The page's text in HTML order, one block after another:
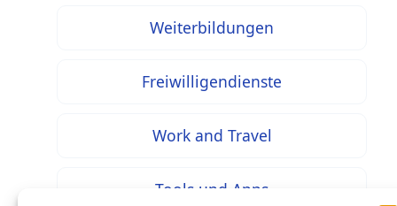
Weiterbildungen
Freiwilligendienste
Work and Travel
Tools und Apps